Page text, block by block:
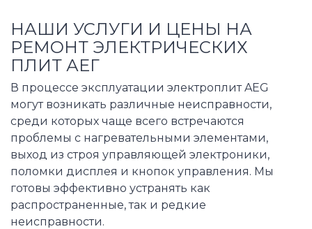
НАШИ УСЛУГИ И ЦЕНЫ НА
РЕМОНТ ЭЛЕКТРИЧЕСКИХ
ПЛИТ АЕГ
В процессе эксплуатации электроплит AEG
могут возникать различные неисправности,
среди которых чаще всего встречаются
проблемы с нагревательными элементами,
выход из строя управляющей электроники,
поломки дисплея и кнопок управления. Мы
готовы эффективно устранять как
распространенные, так и редкие
неисправности.